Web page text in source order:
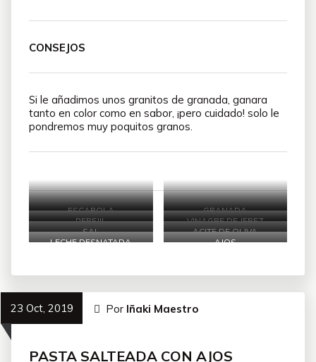
CONSEJOS
Si le añadimos unos granitos de granada, ganara
tanto en color como en sabor, ¡pero cuidado! solo le
pondremos muy poquitos granos.
ESCAROLA
GRANADA
PEREJIL
VINAGRE DE JEREZ
SAL
ACITE DE OLIVA
LECHE DESNATADA
AJOS
23 Oct, 2019 Por Iñaki Maestro
PASTA SALTEADA CON AJOS